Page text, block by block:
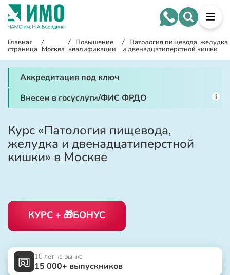
Главная
страница
/
Москва
/ Повышение
квалификации
/ Патология пищевода, желудка
и двенадцатиперстной кишки
Аккредитация под ключ
Внесем в госуслуги/ФИС ФРДО
i
Курс «Патология пищевода,
желудка и двенадцатиперстной
кишки» в Москве
КУРС + 🎁БОНУС
10 лет на рынке
15 000+ выпускников